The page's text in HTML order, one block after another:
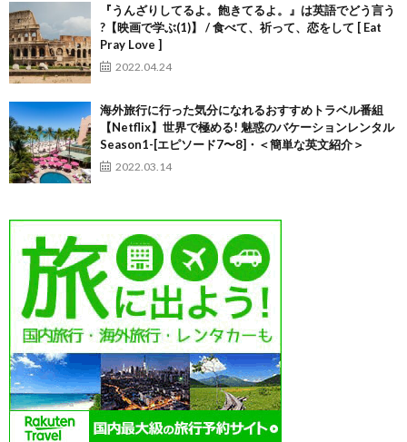
『うんざりしてるよ。飽きてるよ。』は英語でどう言う
?【映画で学ぶ(1)】 / 食べて、祈って、恋をして [ Eat
Pray Love ]
2022.04.24
海外旅行に行った気分になれるおすすめトラベル番組
【Netflix】世界で極める! 魅惑のバケーションレンタル
Season1-[エピソード7〜8]・＜簡単な英文紹介＞
2022.03.14